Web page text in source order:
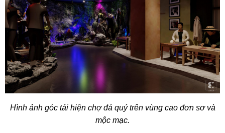
Hình ảnh góc tái hiện chợ đá quý trên vùng cao đơn sơ và
mộc mạc.